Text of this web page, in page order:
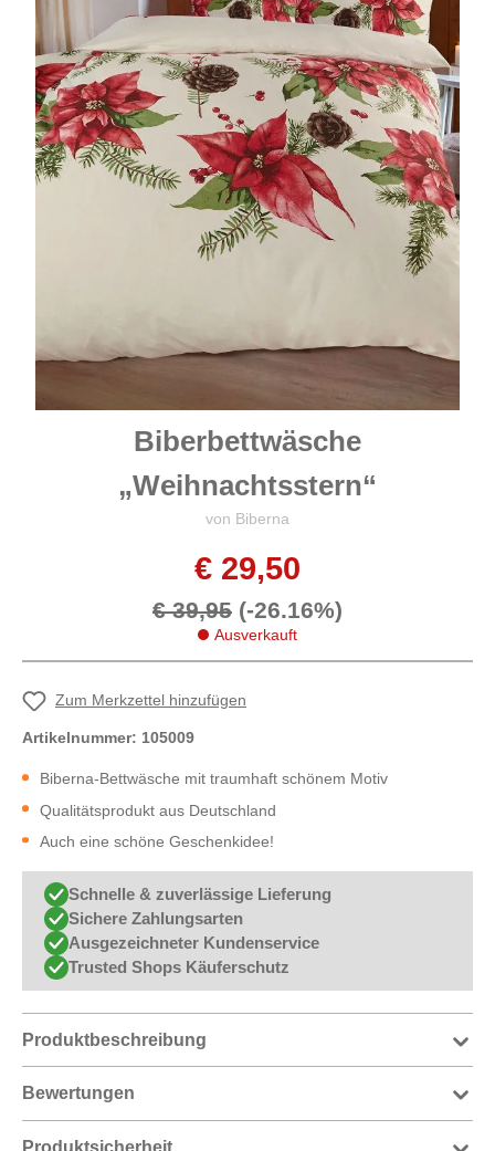
Biberbettwäsche
„Weihnachtsstern“
von Biberna
€ 29,50
€ 39,95 (-26.16%)
Ausverkauft
Zum Merkzettel hinzufügen
Artikelnummer: 105009
Biberna-Bettwäsche mit traumhaft schönem Motiv
Qualitätsprodukt aus Deutschland
Auch eine schöne Geschenkidee!
Schnelle & zuverlässige Lieferung
Sichere Zahlungsarten
Ausgezeichneter Kundenservice
Trusted Shops Käuferschutz
Produktbeschreibung
Bewertungen
Produktsicherheit